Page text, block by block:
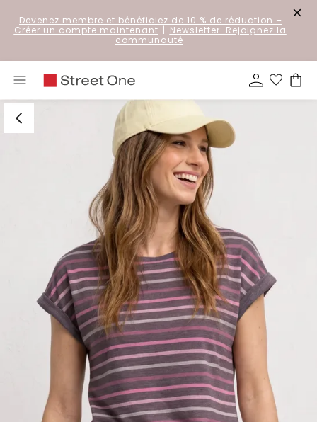
Devenez membre et bénéficiez de 10 % de réduction –
Créer un compte maintenant | Newsletter: Rejoignez la
communauté